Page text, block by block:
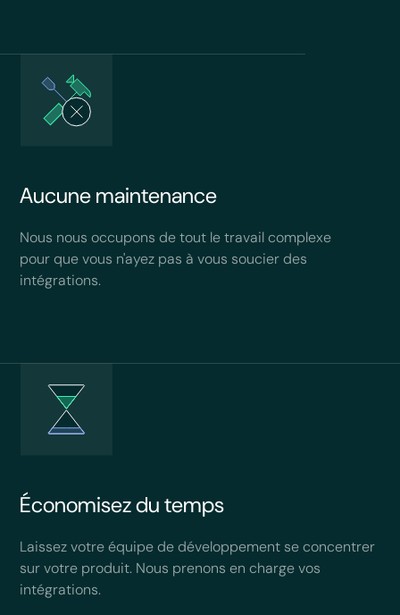
Aucune maintenance
Nous nous occupons de tout le travail complexe
pour que vous n'ayez pas à vous soucier des
intégrations.
Économisez du temps
Laissez votre équipe de développement se concentrer
sur votre produit. Nous prenons en charge vos
intégrations.